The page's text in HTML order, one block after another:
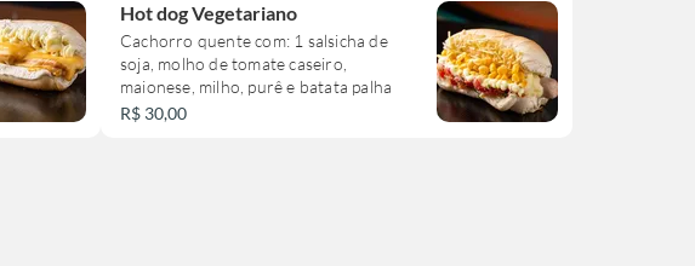
Hot dog Vegetariano
Cachorro quente com: 1 salsicha de
soja, molho de tomate caseiro,
maionese, milho, purê e batata palha
R$ 30,00